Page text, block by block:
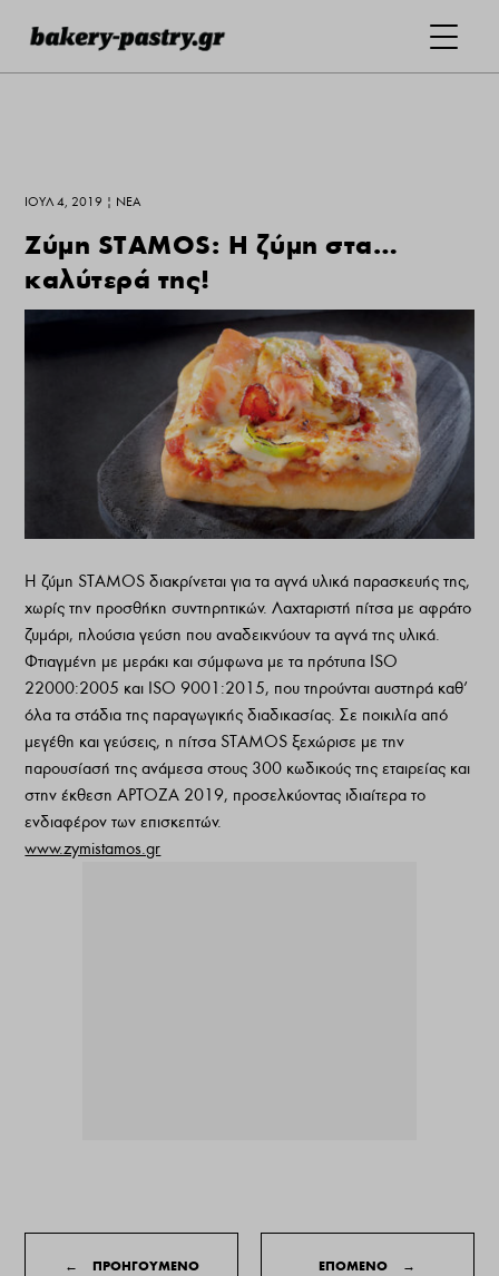
ΙΟΎΛ 4, 2019 | ΝΕΑ
Ζύμη STAMOS: Η ζύμη στα…
καλύτερά της!
Η ζύμη STAMOS διακρίνεται για τα αγνά υλικά παρασκευής της,
χωρίς την προσθήκη συντηρητικών. Λαχταριστή πίτσα με αφράτο
ζυμάρι, πλούσια γεύση που αναδεικνύουν τα αγνά της υλικά.
Φτιαγμένη με μεράκι και σύμφωνα με τα πρότυπα ΙSO
22000:2005 και ISO 9001:2015, που τηρούνται αυστηρά καθ’
όλα τα στάδια της παραγωγικής διαδικασίας. Σε ποικιλία από
μεγέθη και γεύσεις, η πίτσα STAMOS ξεχώρισε με την
παρουσίασή της ανάμεσα στους 300 κωδικούς της εταιρείας και
στην έκθεση ΑΡΤΟΖΑ 2019, προσελκύοντας ιδιαίτερα το
ενδιαφέρον των επισκεπτών.
www.zymistamos.gr
← ΠΡΟΗΓΟΥΜΕΝΟ ΕΠΟΜΕΝΟ →